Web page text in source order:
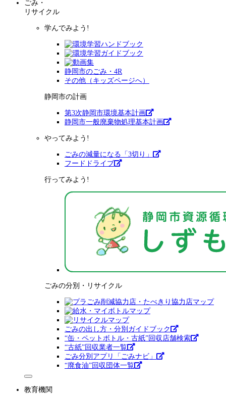
ごみ・
リサイクル
学んでみよう!
静岡市のごみ・4R
その他（キッズページへ）
静岡市の計画
第3次静岡市環境基本計画
静岡市一般廃棄物処理基本計画
やってみよう!
ごみの減量になる「3切り」
フードドライブ
行ってみよう!
ごみの分別・リサイクル
ごみの出し方・分別ガイドブック
“缶・ペットボトル・古紙”回収店舗検索
“古紙”回収業者一覧
ごみ分別アプリ「ごみナビ」
“廃食油”回収団体一覧
教育機関